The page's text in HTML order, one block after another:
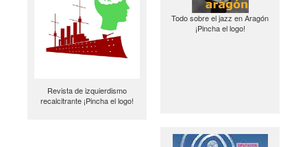
Revista de izquierdismo
recalcitrante ¡Pincha el logo!
Todo sobre el jazz en Aragón
¡Pincha el logo!